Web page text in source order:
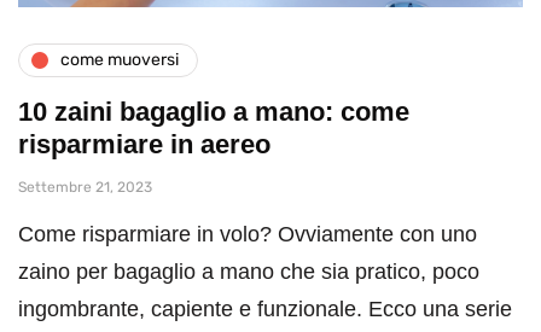
come muoversi
10 zaini bagaglio a mano: come
risparmiare in aereo
Settembre 21, 2023
Come risparmiare in volo? Ovviamente con uno
zaino per bagaglio a mano che sia pratico, poco
ingombrante, capiente e funzionale. Ecco una serie